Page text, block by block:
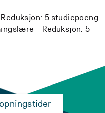
Reduksjon: 5 studiepoeng
- Reduksjon: 5